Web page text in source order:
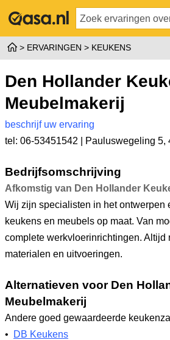
ERVARINGEN KEUKENS
Den Hollander
Meubelmakerij
beschrijf uw ervaring
tel: 06-53451542 |
Pauluswegeling 5,
Bedrijfsomschrijving
Afkomstig van Den Hollander
Wij zijn specialisten in het ontwerpen
keukens en meubels op maat. Van
complete werkvloerinrichtingen. Altijd
materialen en uitvoeringen.
Alternatieven voor Den
Meubelmakerij
Andere goed gewaardeerde
•
DB Keukens